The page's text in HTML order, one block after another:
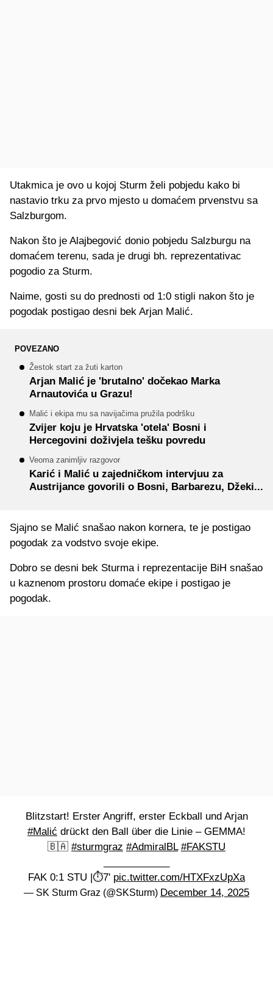
Utakmica je ovo u kojoj Sturm želi pobjedu kako bi
nastavio trku za prvo mjesto u domaćem prvenstvu sa
Salzburgom.
Nakon što je Alajbegović donio pobjedu Salzburgu na
domaćem terenu, sada je drugi bh. reprezentativac
pogodio za Sturm.
Naime, gosti su do prednosti od 1:0 stigli nakon što je
pogodak postigao desni bek Arjan Malić.
POVEZANO
Žestok start za žuti karton
Arjan Malić je 'brutalno' dočekao Marka
Arnautovića u Grazu!
Malić i ekipa mu sa navijačima pružila podršku
Zvijer koju je Hrvatska 'otela' Bosni i
Hercegovini doživjela tešku povredu
Veoma zanimljiv razgovor
Karić i Malić u zajedničkom intervjuu za
Austrijance govorili o Bosni, Barbarezu, Džeki...
Sjajno se Malić snašao nakon kornera, te je postigao
pogodak za vodstvo svoje ekipe.
Dobro se desni bek Sturma i reprezentacije BiH snašao
u kaznenom prostoru domaće ekipe i postigao je
pogodak.
Blitzstart! Erster Angriff, erster Eckball und Arjan
#Malić drückt den Ball über die Linie – GEMMA!
🇧🇦 #sturmgraz #AdmiralBL #FAKSTU
FAK 0:1 STU |⏱️7' pic.twitter.com/HTXFxzUpXa
— SK Sturm Graz (@SKSturm) December 14, 2025